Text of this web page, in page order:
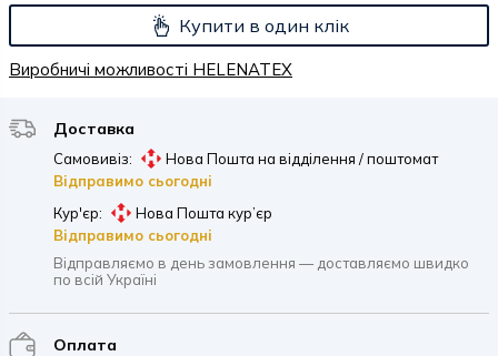
Купити в один клік
Виробничі можливості HELENATEX
Доставка
Самовивіз:
Нова Пошта на відділення / поштомат
Відправимо сьогодні
Кур'єр:
Нова Пошта кур’єр
Відправимо сьогодні
Відправляємо в день замовлення — доставляємо швидко
по всій Україні
Оплата